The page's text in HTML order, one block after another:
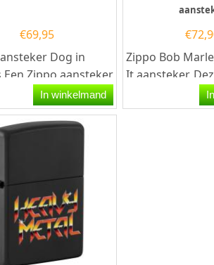
€69,95
Dog in
Zippo aansteker
goede
met de...
In winkelmand
€
Zippo Bob
It aansteker.
is satin
met aan...